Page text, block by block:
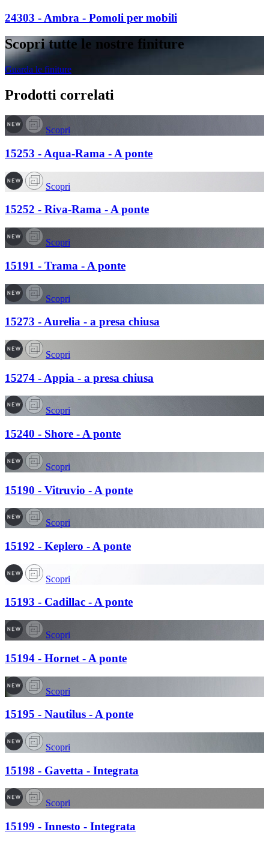
24303 - Ambra - Pomoli per mobili
Scopri tutte le nostre finiture
Guarda le finiture
Prodotti correlati
Scopri
15253 - Aqua-Rama - A ponte
Scopri
15252 - Riva-Rama - A ponte
Scopri
15191 - Trama - A ponte
Scopri
15273 - Aurelia - a presa chiusa
Scopri
15274 - Appia - a presa chiusa
Scopri
15240 - Shore - A ponte
Scopri
15190 - Vitruvio - A ponte
Scopri
15192 - Keplero - A ponte
Scopri
15193 - Cadillac - A ponte
Scopri
15194 - Hornet - A ponte
Scopri
15195 - Nautilus - A ponte
Scopri
15198 - Gavetta - Integrata
Scopri
15199 - Innesto - Integrata